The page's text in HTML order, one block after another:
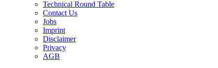
Technical Round Table
Contact Us
Jobs
Imprint
Disclaimer
Privacy
AGB